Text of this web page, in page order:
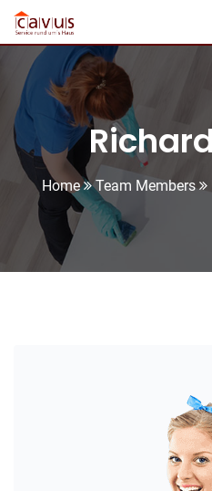
Skip
content
Home Team Members